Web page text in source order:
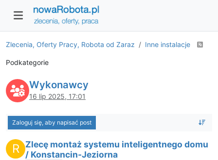
Zlecenia, Oferty Pracy, Robota od Zaraz Inne instalacje
Podkategorie
Wykonawcy
16 lip 2025, 17:01
Zaloguj się, aby napisać post
R
Zlecę montaż systemu inteligentnego domu
/ Konstancin-Jeziorna